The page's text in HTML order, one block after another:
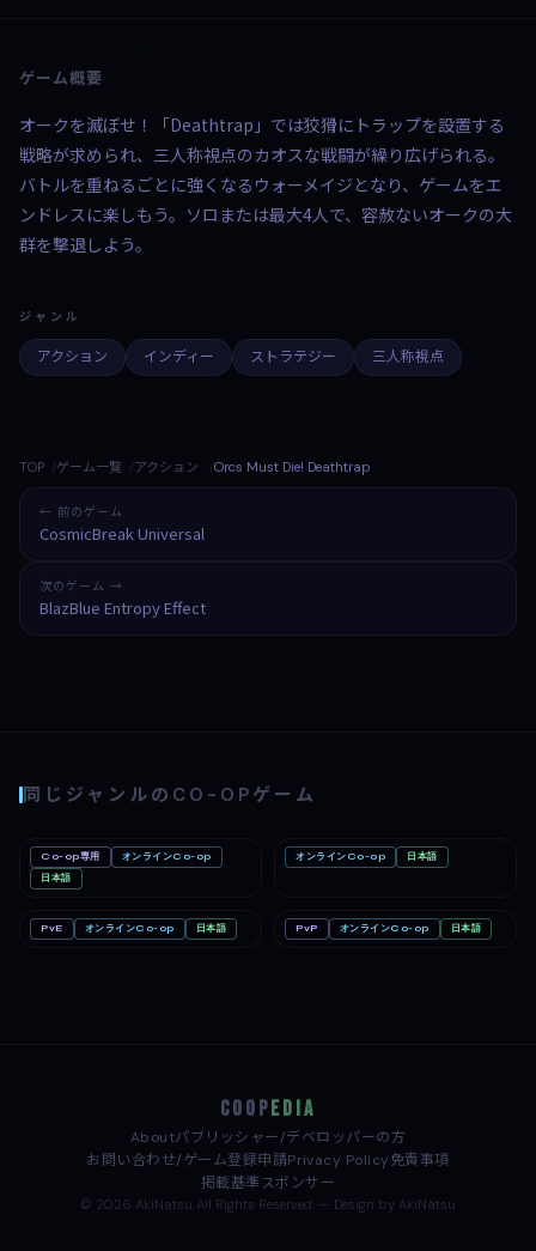
ゲーム概要
オークを滅ぼせ！「Deathtrap」では狡猾にトラップを設置する
戦略が求められ、三人称視点のカオスな戦闘が繰り広げられる。
バトルを重ねるごとに強くなるウォーメイジとなり、ゲームをエ
ンドレスに楽しもう。ソロまたは最大4人で、容赦ないオークの大
群を撃退しよう。
ジャンル
アクション インディー ストラテジー 三人称視点
TOP ゲーム一覧 アクション Orcs Must Die! Deathtrap
← 前のゲーム
CosmicBreak Universal
次のゲーム →
BlazBlue Entropy Effect
同じジャンルのCO-OPゲーム
Big Walk
Co-op専用
オンラインCo-op
日本語
Romestead
オンラインCo-op 日本語
PC
どろぼうノーム
PvE オンラインCo-op 日本語 PC
めっちゃカメレオン
PvP オンラインCo-op 日本語
COOP EDIA
Aboutパブリッシャー/デベロッパーの方
お問い合わせ/ゲーム登録申請Privacy Policy免責事項
掲載基準スポンサー
© 2026 AkiNatsu All Rights Reserved. — Design by AkiNatsu